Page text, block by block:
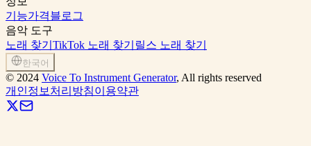
기능가격블로그
음악 도구
노래 찾기 TikTok 노래 찾기 릴스 노래 찾기
한국어
© 2024 Voice To Instrument Generator, All rights reserved
개인정보처리방침이용약관